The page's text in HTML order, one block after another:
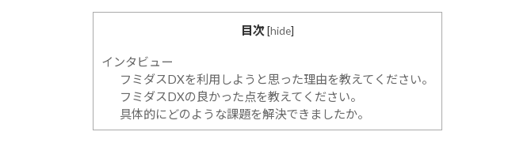
目次[hide]
インタビュー
フミダスDXを利用しようと思った理由を教えてください。
フミダスDXの良かった点を教えてください。
具体的にどのような課題を解決できましたか。